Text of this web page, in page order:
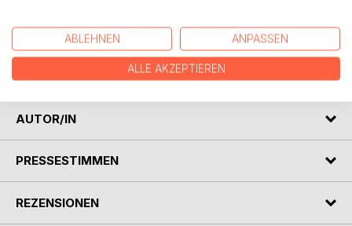
verbirgt sich ein uraltes, grausames Ritual, dessen Wurzeln
Jahrzehnte in die Vergangenheit reichen.
Letztendlich gerät Sven selbst ins Visier des
Psychopathen. Wird er dem tödlichen Spiel entkommen?
AUTOR/IN
PRESSESTIMMEN
REZENSIONEN
ABLEHNEN ANPASSEN
ALLE AKZEPTIEREN